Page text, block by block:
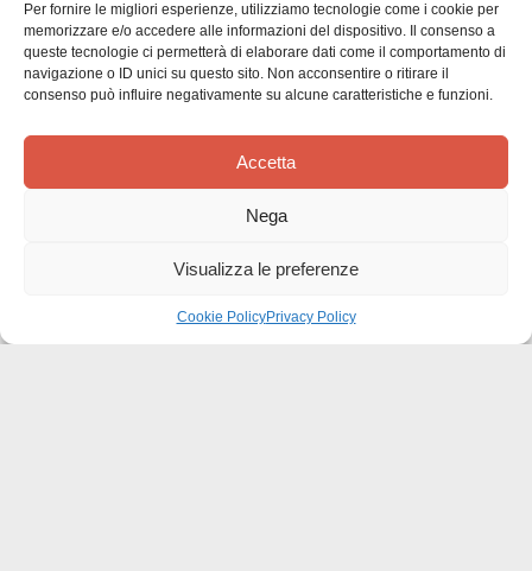
Per fornire le migliori esperienze, utilizziamo tecnologie come i cookie per
memorizzare e/o accedere alle informazioni del dispositivo. Il consenso a
queste tecnologie ci permetterà di elaborare dati come il comportamento di
navigazione o ID unici su questo sito. Non acconsentire o ritirare il
consenso può influire negativamente su alcune caratteristiche e funzioni.
Accetta
Nega
Visualizza le preferenze
Cookie PolicyPrivacy Policy
Siamo in cerca di stelle!
Comunicaci cosa ne pensi
Sii il primo a scrivere una